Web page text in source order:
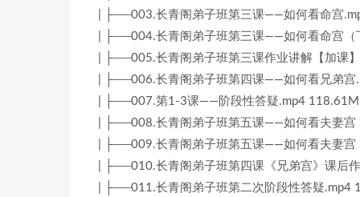
| ├──003.长青阁弟子班第三课——如何看命宫
| ├──004.长青阁弟子班第三课——如何看命宫
| ├──005.长青阁弟子班第三课作业讲解【加课
| ├──006.长青阁弟子班第四课——如何看兄弟
| ├──007.第1-3课——阶段性答疑.mp4 118.61M
| ├──008.长青阁弟子班第五课——如何看夫妻
| ├──009.长青阁弟子班第五课——如何看夫妻
| ├──010.长青阁弟子班第四课《兄弟宫》课后
| ├──011.长青阁弟子班第二次阶段性答疑.mp4